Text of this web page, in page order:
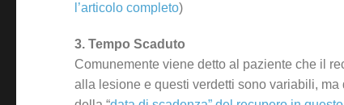
l’articolo completo)
3. Tempo Scaduto
Comunemente viene detto al paziente che il
alla lesione e questi verdetti sono variabili,